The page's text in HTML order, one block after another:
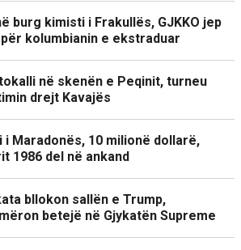
burg kimisti i Frakullës, GJKKO jep
kolumbianin e ekstraduar
në skenën e Peqinit, turneu
drejt Kavajës
i Maradonës, 10 milionë dollarë,
1986 del në ankand
bllokon sallën e Trump,
betejë në Gjykatën Supreme